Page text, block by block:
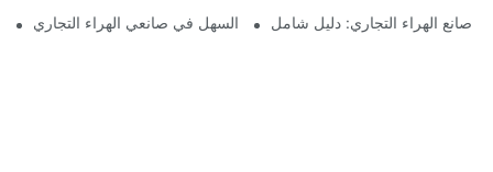
لوحات قابلة للإزالة: مفتاح التنظيف السهل في صانعي الهراء التجاري
صانع الهراء التجاري: دليل شامل